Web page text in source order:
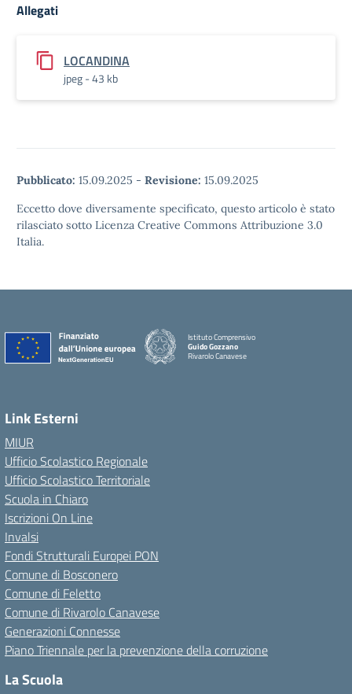
Allegati
LOCANDINA
jpeg - 43 kb
Pubblicato: 15.09.2025 - Revisione: 15.09.2025
Eccetto dove diversamente specificato, questo articolo è stato
rilasciato sotto Licenza Creative Commons Attribuzione 3.0
Italia.
Istituto Comprensivo
Guido Gozzano
Rivarolo Canavese
Link Esterni
MIUR
Ufficio Scolastico Regionale
Ufficio Scolastico Territoriale
Scuola in Chiaro
Iscrizioni On Line
Invalsi
Fondi Strutturali Europei PON
Comune di Bosconero
Comune di Feletto
Comune di Rivarolo Canavese
Generazioni Connesse
Piano Triennale per la prevenzione della corruzione
La Scuola